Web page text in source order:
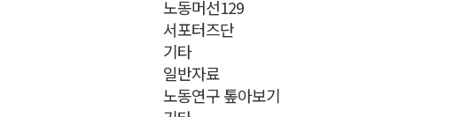
노동머선129
서포터즈단
기타
일반자료
노동연구 톺아보기